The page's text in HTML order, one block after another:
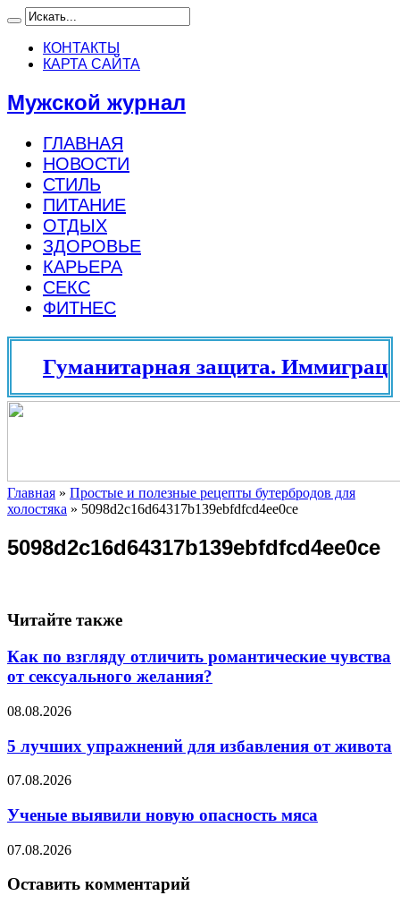
КОНТАКТЫ
КАРТА САЙТА
Мужской журнал
ГЛАВНАЯ
НОВОСТИ
СТИЛЬ
ПИТАНИЕ
ОТДЫХ
ЗДОРОВЬЕ
КАРЬЕРА
СЕКС
ФИТНЕС
Гуманитарная защита.
Главная » Простые и полезные рецепты бутербродов для
холостяка » 5098d2c16d64317b139ebfdfcd4ee0ce
5098d2c16d64317b139ebfdfcd4ee0ce
Читайте также
Как по взгляду отличить романтические чувства
от сексуального желания?
08.08.2026
5 лучших упражнений для избавления от живота
07.08.2026
Ученые выявили новую опасность мяса
07.08.2026
Оставить комментарий